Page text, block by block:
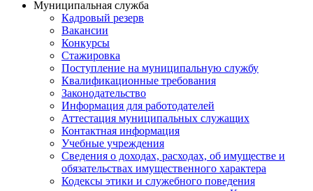
Муниципальная служба
Кадровый резерв
Вакансии
Конкурсы
Стажировка
Поступление на муниципальную службу
Квалификационные требования
Законодательство
Информация для работодателей
Аттестация муниципальных служащих
Контактная информация
Учебные учреждения
Сведения о доходах, расходах, об имуществе и
обязательствах имущественного характера
Кодексы этики и служебного поведения